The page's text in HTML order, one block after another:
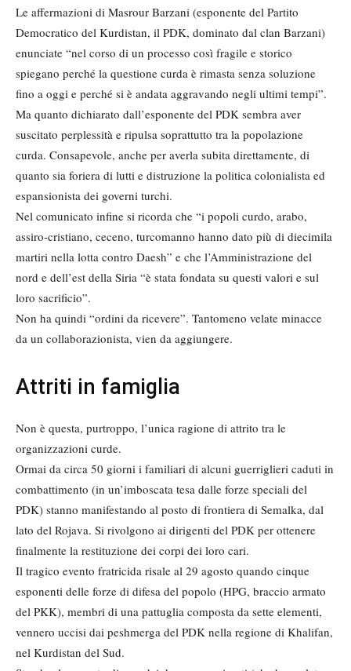
Le affermazioni di Masrour Barzani (esponente del Partito
Democratico del Kurdistan, il PDK, dominato dal clan Barzani)
enunciate “nel corso di un processo così fragile e storico
spiegano perché la questione curda è rimasta senza soluzione
fino a oggi e perché si è andata aggravando negli ultimi tempi”.
Ma quanto dichiarato dall’esponente del PDK sembra aver
suscitato perplessità e ripulsa soprattutto tra la popolazione
curda. Consapevole, anche per averla subita direttamente, di
quanto sia foriera di lutti e distruzione la politica colonialista ed
espansionista dei governi turchi.
Nel comunicato infine si ricorda che “i popoli curdo, arabo,
assiro-cristiano, ceceno, turcomanno hanno dato più di diecimila
martiri nella lotta contro Daesh” e che l’Amministrazione del
nord e dell’est della Siria “è stata fondata su questi valori e sul
loro sacrificio”.
Non ha quindi “ordini da ricevere”. Tantomeno velate minacce
da un collaborazionista, vien da aggiungere.
Attriti in famiglia
Non è questa, purtroppo, l’unica ragione di attrito tra le
organizzazioni curde.
Ormai da circa 50 giorni i familiari di alcuni guerriglieri caduti in
combattimento (in un’imboscata tesa dalle forze speciali del
PDK) stanno manifestando al posto di frontiera di Semalka, dal
lato del Rojava. Si rivolgono ai dirigenti del PDK per ottenere
finalmente la restituzione dei corpi dei loro cari.
Il tragico evento fratricida risale al 29 agosto quando cinque
esponenti delle forze di difesa del popolo (HPG, braccio armato
del PKK), membri di una pattuglia composta da sette elementi,
vennero uccisi dai peshmerga del PDK nella regione di Khalifan,
nel Kurdistan del Sud.